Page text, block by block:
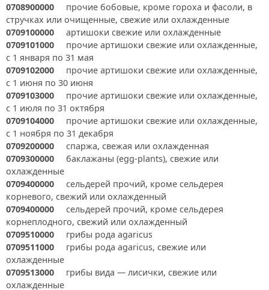
0708900000 прочие бобовые, кроме гороха и фасоли, в
стручках или очищенные, свежие или охлажденные
0709100000 артишоки свежие или охлажденные
0709101000 прочие артишоки свежие или охлажденные,
с 1 января по 31 мая
0709102000 прочие артишоки свежие или охлажденные,
с 1 июня по 30 июня
0709103000 прочие артишоки свежие или охлажденные,
с 1 июля по 31 октября
0709104000 прочие артишоки свежие или охлажденные,
с 1 ноября по 31 декабря
0709200000 спаржа, свежая или охлажденная
0709300000 баклажаны (egg-plants), свежие или
охлажденные
0709400000 сельдерей прочий, кроме сельдерея
корневого, свежий или охлажденный
0709400000 сельдерей прочий, кроме сельдерея
корнеплодного, свежий или охлажденный
0709510000 грибы рода agaricus
0709511000 грибы рода agaricus, свежие или
охлажденные
0709513000 грибы вида — лисички, свежие или
охлажденные